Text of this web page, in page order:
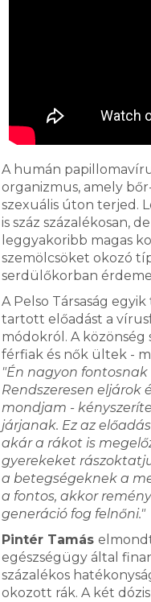
A humán
organizmus, amely
szexuális úton terjed.
is száz százalékosan,
leggyakoribb magas
szemölcsöket okozó
serdülőkorban
A Pelso Társaság
tartott előadást a
módokról. A közönség
férfiak és nők ültek -
"Én nagyon
Rendszeresen eljárok
mondjam -
járjanak. Ez az
akár a rákot is
gyerekeket
a betegségeknek a
a fontos, akkor
generáció fog felnőni."
Pintér Tamás
egészségügy által
százalékos
okozott rák. A két